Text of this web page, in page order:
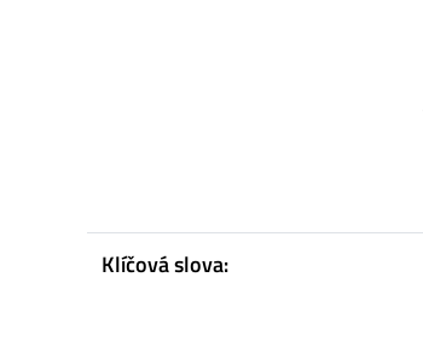
Klíčová slova: